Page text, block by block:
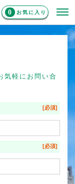
0 お気に入り
気軽にお問い合